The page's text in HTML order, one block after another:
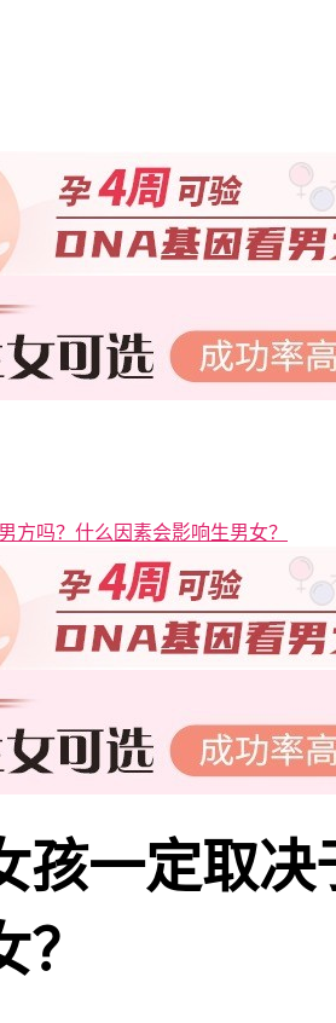
方吗？什么因素会影响生男女？
孩一定取